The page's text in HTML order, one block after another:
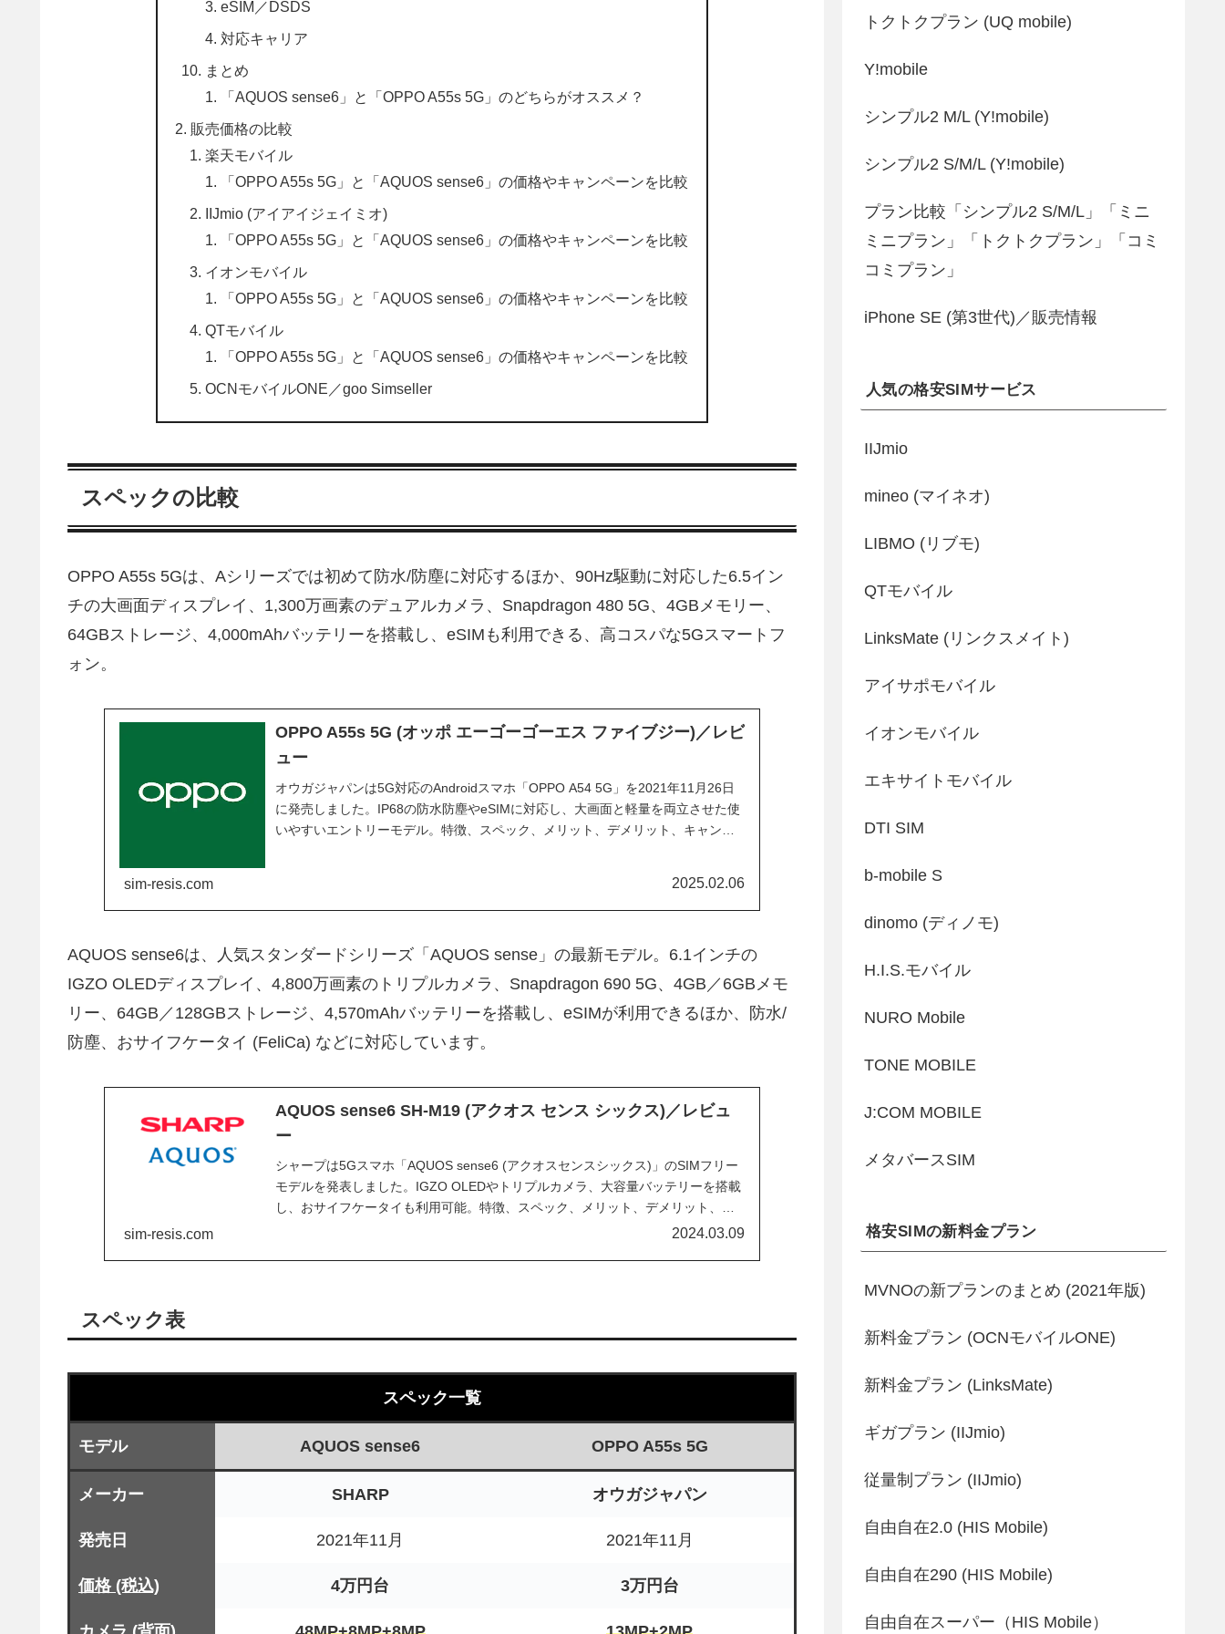
eSIM／DSDS
対応キャリア
まとめ
「AQUOS sense6」と「OPPO A55s 5G」のどちらがオススメ？
販売価格の比較
楽天モバイル
「OPPO A55s 5G」と「AQUOS sense6」の価格やキャンペーンを比較
IIJmio (アイアイジェイミオ)
「OPPO A55s 5G」と「AQUOS sense6」の価格やキャンペーンを比較
イオンモバイル
「OPPO A55s 5G」と「AQUOS sense6」の価格やキャンペーンを比較
QTモバイル
「OPPO A55s 5G」と「AQUOS sense6」の価格やキャンペーンを比較
OCNモバイルONE／goo Simseller
スペックの比較
OPPO A55s 5Gは、Aシリーズでは初めて防水/防塵に対応するほか、90Hz駆動に対応した6.5イン
チの大画面ディスプレイ、1,300万画素のデュアルカメラ、Snapdragon 480 5G、4GBメモリー、
64GBストレージ、4,000mAhバッテリーを搭載し、eSIMも利用できる、高コスパな5Gスマートフ
ォン。
OPPO A55s 5G (オッポ エーゴーゴーエス ファイブジー)／レビ
ュー
オウガジャパンは5G対応のAndroidスマホ「OPPO A54 5G」を2021年11月26日
に発売しました。IP68の防水防塵やeSIMに対応し、大画面と軽量を両立させた使
いやすいエントリーモデル。特徴、スペック、メリット、デメリット、キャンペ
sim-resis.com 2025.02.06
AQUOS sense6は、人気スタンダードシリーズ「AQUOS sense」の最新モデル。6.1インチの
IGZO OLEDディスプレイ、4,800万画素のトリプルカメラ、Snapdragon 690 5G、4GB／6GBメモ
リー、64GB／128GBストレージ、4,570mAhバッテリーを搭載し、eSIMが利用できるほか、防水/
防塵、おサイフケータイ (FeliCa) などに対応しています。
AQUOS sense6 SH-M19 (アクオス センス シックス)／レビュ
ー
シャープは5Gスマホ「AQUOS sense6 (アクオスセンスシックス)」のSIMフリー
モデルを発表しました。IGZO OLEDやトリプルカメラ、大容量バッテリーを搭載
し、おサイフケータイも利用可能。特徴、スペック、メリット、デメリット、キ
sim-resis.com 2024.03.09
スペック表
スペック一覧
モデル AQUOS sense6 OPPO A55s 5G
メーカー SHARP オウガジャパン
発売日 2021年11月 2021年11月
価格 (税込) 4万円台 3万円台
トクトクプラン (UQ mobile)
Y!mobile
シンプル2 M/L (Y!mobile)
シンプル2 S/M/L (Y!mobile)
プラン比較「シンプル2 S/M/L」「ミニ
ミニプラン」「トクトクプラン」「コミ
コミプラン」
iPhone SE (第3世代)／販売情報
人気の格安SIMサービス
IIJmio
mineo (マイネオ)
LIBMO (リブモ)
QTモバイル
LinksMate (リンクスメイト)
アイサポモバイル
イオンモバイル
エキサイトモバイル
DTI SIM
b-mobile S
dinomo (ディノモ)
H.I.S.モバイル
NURO Mobile
TONE MOBILE
J:COM MOBILE
メタバースSIM
格安SIMの新料金プラン
MVNOの新プランのまとめ (2021年版)
新料金プラン (OCNモバイルONE)
新料金プラン (LinksMate)
ギガプラン (IIJmio)
従量制プラン (IIJmio)
自由自在2.0 (HIS Mobile)
自由自在290 (HIS Mobile)
自由自在スーパー（HIS Mobile）